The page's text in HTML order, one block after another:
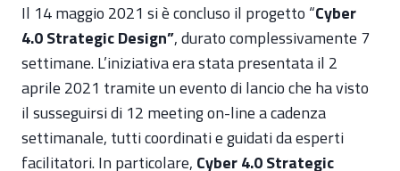
Il 14 maggio 2021 si è concluso il progetto “Cyber
4.0 Strategic Design”, durato complessivamente 7
settimane. L’iniziativa era stata presentata il 2
aprile 2021 tramite un evento di lancio che ha visto
il susseguirsi di 12 meeting on-line a cadenza
settimanale, tutti coordinati e guidati da esperti
facilitatori. In particolare, Cyber 4.0 Strategic